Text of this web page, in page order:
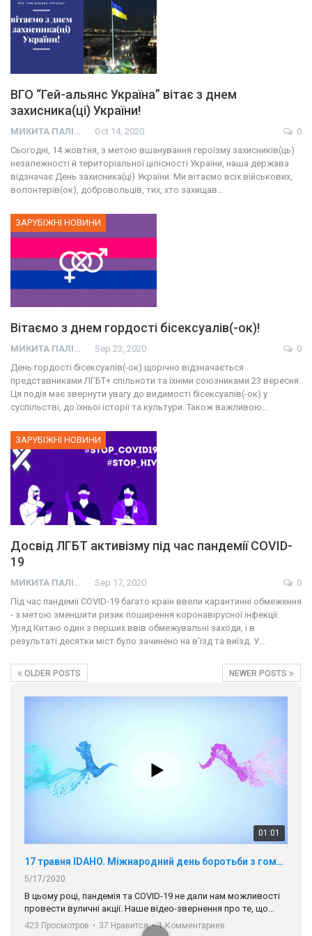
ВГО “Гей-альянс Україна” вітає з днем
захисника(ці) України!
МИКИТА ПАЛІЙ Oct 14, 2020
0
Сьогодні, 14 жовтня, з метою вшанування героїзму захисників(ць)
незалежності й територіальної цілісності України, наша держава
відзначає День захисника(ці) України. Ми вітаємо всіх військових,
волонтерів(ок), добровольців, тих, хто захищав…
ЗАРУБІЖНІ НОВИНИ
Вітаємо з днем гордості бісексуалів(-ок)!
МИКИТА ПАЛІЙ Sep 23, 2020
0
День гордості бісексуалів(-ок) щорічно відзначається
представниками ЛГБТ+ спільноти та їхніми союзниками 23 вересня.
Ця подія має звернути увагу до видимості бісексуалів(-ок) у
суспільстві, до їхньої історії та культури. Також важливою…
ЗАРУБІЖНІ НОВИНИ
Досвід ЛГБТ активізму під час пандемії СOVID-
19
МИКИТА ПАЛІЙ Sep 17, 2020
0
Під час пандемії СOVID-19 багато країн ввели карантинні обмеження
- з метою зменшити ризик поширення коронавірусної інфекції.
Уряд Китаю один з перших ввів обмежувальні заходи, і в
результаті десятки міст було зачинено на в’їзд та виїзд. У…
OLDER POSTS NEWER POSTS
01:01
17 травня IDAHO. Міжнародний день боротьби з гомофобією трансфобією і біфобія.
5/17/2020
В цьому році, пандемія та COVІD-19 не дали нам можливості
провести вуличні акції. Наше відео-звернення про те, що
навіть коли ми у різних містах та не можемо зустрінеться, ми
разом. Ми закликаємо всіх хто поділяє цінності рівності та
423 Просмотров • 37 Нравится • 1 Комментариев